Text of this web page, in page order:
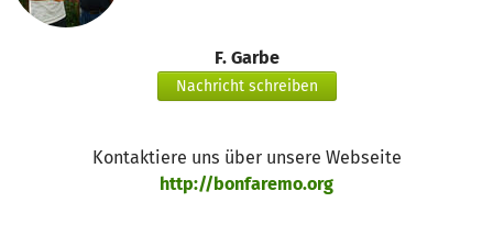
F. Garbe
Nachricht schreiben
Kontaktiere uns über unsere Webseite
http://bonfaremo.org